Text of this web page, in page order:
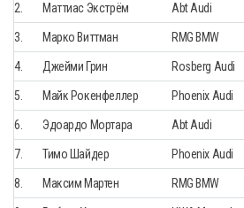
2. Маттиас Экстрём Abt Audi
3. Марко Виттман RMG BMW
4. Джейми Грин Rosberg Audi
5. Майк Рокенфеллер Phoenix Audi
6. Эдоардо Мортара Abt Audi
7. Тимо Шайдер Phoenix Audi
8. Максим Мартен RMG BMW